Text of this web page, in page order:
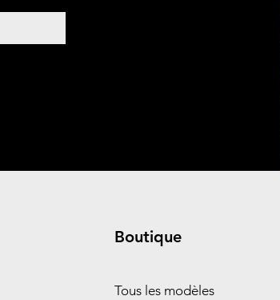
Boutique
Tous les modèles